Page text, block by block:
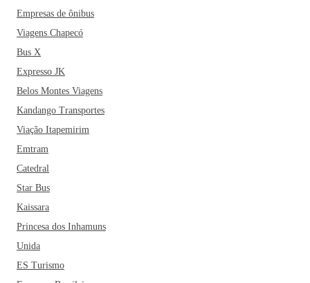
Empresas de ônibus
Viagens Chapecó
Bus X
Expresso JK
Belos Montes Viagens
Kandango Transportes
Viação Itapemirim
Emtram
Catedral
Star Bus
Kaissara
Princesa dos Inhamuns
Unida
ES Turismo